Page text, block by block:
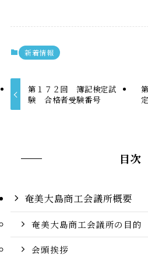
新着情報
第１７２回 簿記検定試
験 合格者受験番号
目次
奄美大島商工会議所概要
奄美大島商工会議所の目的
会頭挨拶